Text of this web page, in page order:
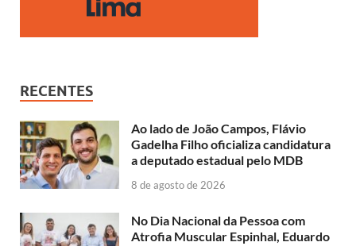
RECENTES
Ao lado de João Campos, Flávio
Gadelha Filho oficializa candidatura
a deputado estadual pelo MDB
8 de agosto de 2026
No Dia Nacional da Pessoa com
Atrofia Muscular Espinhal, Eduardo